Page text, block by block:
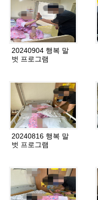
20240904 행복 말
벗 프로그램
20240816 행복 말
벗 프로그램